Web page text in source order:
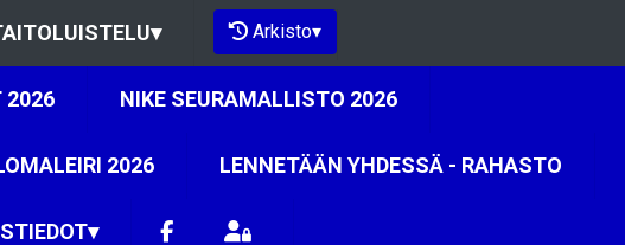
▾ Arkisto▾
2026 NIKE SEURAMALLISTO 2026
2026 LENNETÄÄN YHDESSÄ - RAHASTO
▾